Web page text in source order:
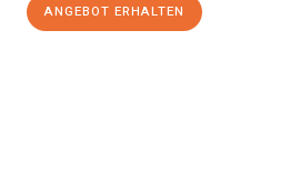
ANGEBOT ERHALTEN